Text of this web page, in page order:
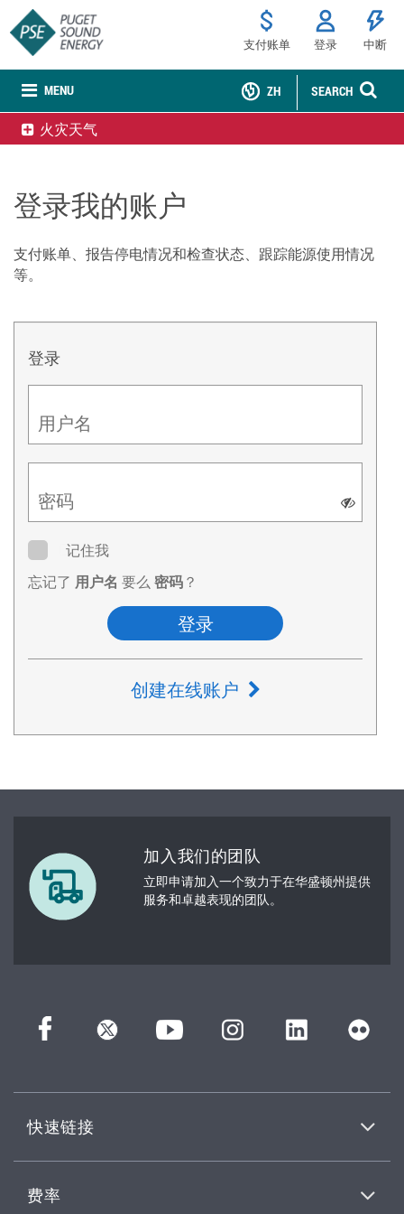
MENU
支付账单 登录 中断
SEARCH
ZH
火灾天气
登录我的账户
支付账单、报告停电情况和检查状态、跟踪能源使用情况
等。
登录
用户名
密码
记住我
忘记了 用户名 要么 密码？
登录
创建在线账户
加入我们的团队
立即申请加入一个致力于在华盛顿州提供
服务和卓越表现的团队。
快速链接
费率